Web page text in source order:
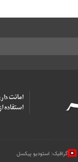
گرافیک: استودیو پیکسل